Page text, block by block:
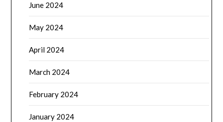
June 2024
May 2024
April 2024
March 2024
February 2024
January 2024